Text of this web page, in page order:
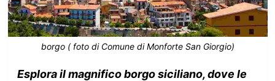
borgo ( foto di Comune di Monforte San Giorgio)
Esplora il magnifico borgo siciliano, dove le